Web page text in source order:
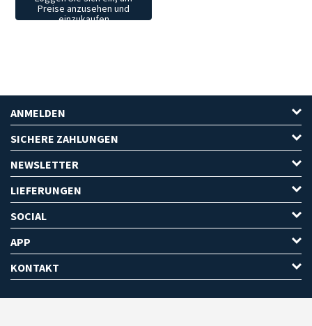
Preise anzusehen und
einzukaufen
ANMELDEN
SICHERE ZAHLUNGEN
NEWSLETTER
LIEFERUNGEN
SOCIAL
APP
KONTAKT